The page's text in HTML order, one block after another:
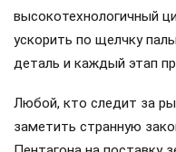
высокотехнологичный
ускорить по щелчку
деталь и каждый этап
Любой, кто следит за
заметить странную